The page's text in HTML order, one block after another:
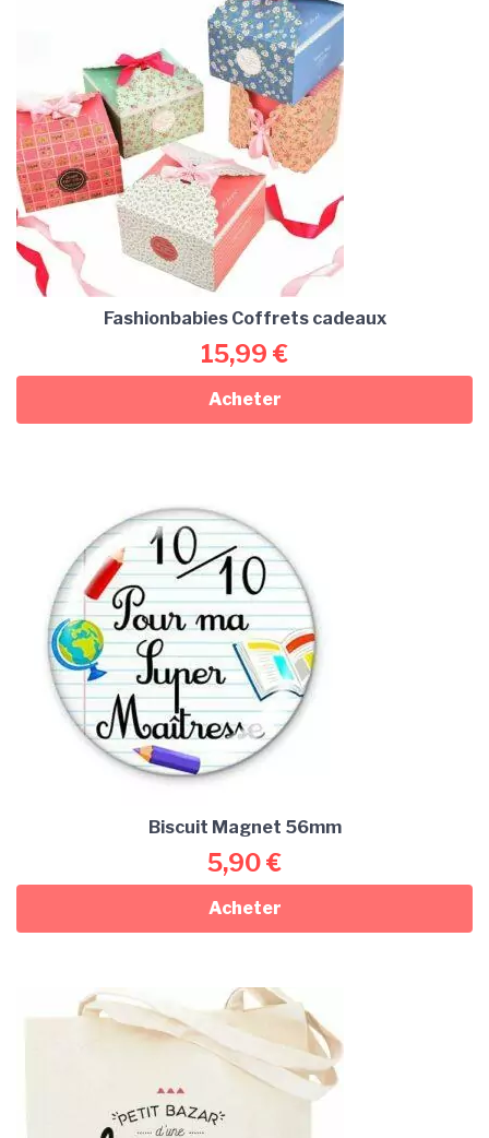
Fashionbabies Coffrets cadeaux
15,99 €
Acheter
Biscuit Magnet 56mm
5,90€
Acheter